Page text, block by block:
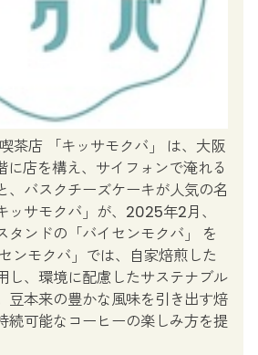
茶店 「キッサモクバ」 は、大阪
に店を構え、サイフォンで淹れる
、バスクチーズケーキが人気の名
ッサモクバ」が、2025年2月、
タンドの「バイセンモクバ」 を
ンモクバ」では、自家焙煎した
し、環境に配慮したサステナブル
豆本来の豊かな風味を引き出す焙
続可能なコーヒーの楽しみ方を提